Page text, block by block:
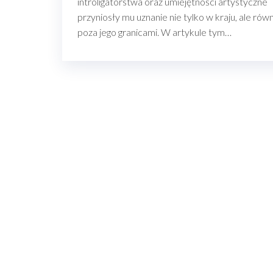
przyniosły mu uznanie nie tylko w kraju, ale
poza jego granicami. W artykule tym…